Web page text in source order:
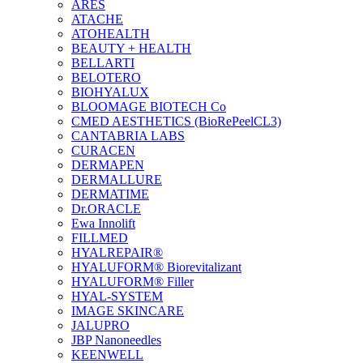
ARES
ATACHE
ATOHEALTH
BEAUTY + HEALTH
BELLARTI
BELOTERO
BIOHYALUX
BLOOMAGE BIOTECH Co
CMED AESTHETICS (BioRePeelCL3)
CANTABRIA LABS
CURACEN
DERMAPEN
DERMALLURE
DERMATIME
Dr.ORACLE
Ewa Innolift
FILLMED
НYALREPAIR®
HYALUFORM® Biorevitalizant
HYALUFORM® Filler
HYAL-SYSTEM
IMAGE SKINCARE
JALUPRO
JBP Nanoneedles
KEENWELL